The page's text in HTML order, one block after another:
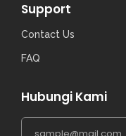
Support
Contact Us
FAQ
Hubungi Kami